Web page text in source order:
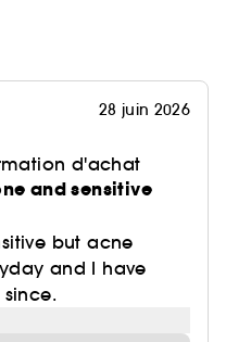
28 juin 2026
d'achat
and sensitive
but acne
and I have